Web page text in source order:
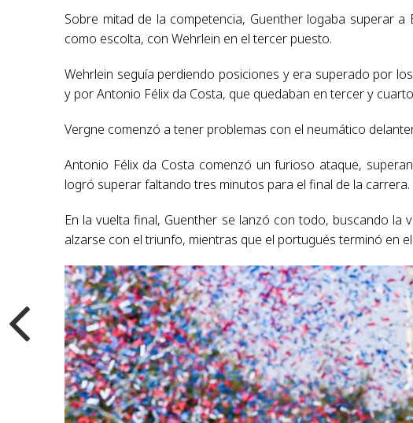
Sobre mitad de la competencia, Guenther logaba superar
como escolta, con Wehrlein en el tercer puesto.
Wehrlein seguía perdiendo posiciones y era superado por
y por Antonio Félix da Costa, que quedaban en tercer y
Vergne comenzó a tener problemas con el neumático
Antonio Félix da Costa comenzó un furioso ataque,
logró superar faltando tres minutos para el final de la carrera.
En la vuelta final, Guenther se lanzó con todo, buscando
alzarse con el triunfo, mientras que el portugués terminó en